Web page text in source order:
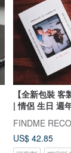
【全新包裝
| 情侶 生日 週
US$ 42.85